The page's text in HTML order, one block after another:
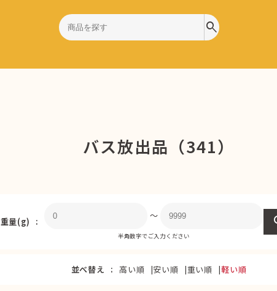
search
バス放出品（341）
重量(g)
〜
半角数字でご入力ください
並べ替え 高い順 安い順 重い順 軽い順